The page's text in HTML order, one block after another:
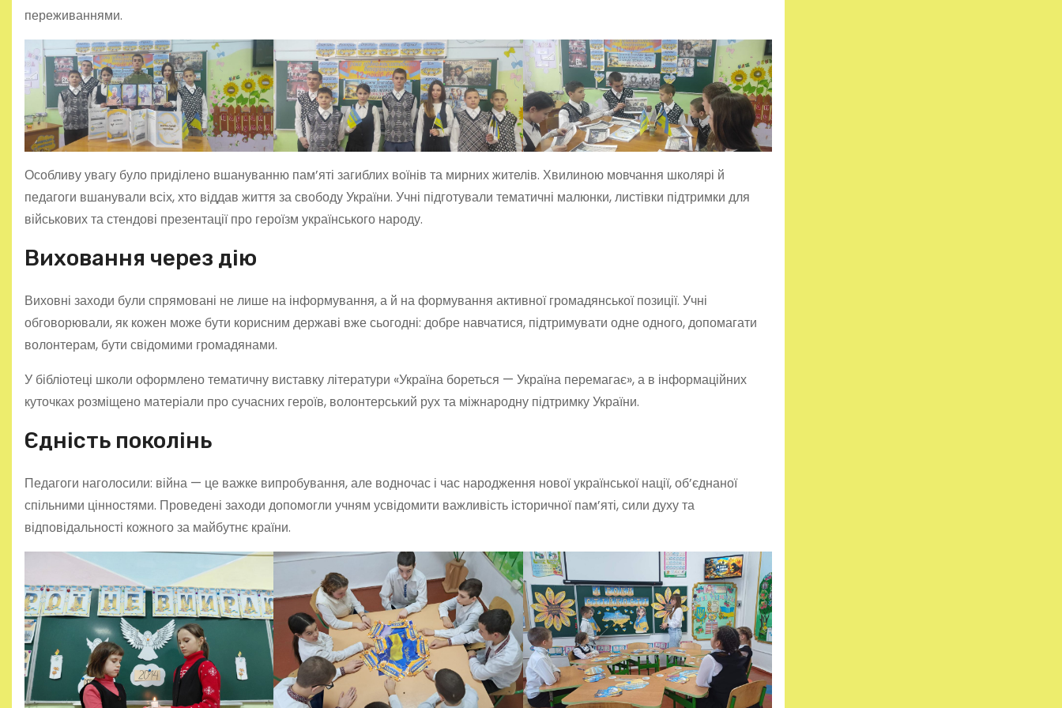
переживаннями.
Особливу увагу було приділено вшануванню пам’яті загиблих воїнів та мирних жителів. Хвилиною мовчання школярі й
педагоги вшанували всіх, хто віддав життя за свободу України. Учні підготували тематичні малюнки, листівки підтримки для
військових та стендові презентації про героїзм українського народу.
Виховання через дію
Виховні заходи були спрямовані не лише на інформування, а й на формування активної громадянської позиції. Учні
обговорювали, як кожен може бути корисним державі вже сьогодні: добре навчатися, підтримувати одне одного, допомагати
волонтерам, бути свідомими громадянами.
У бібліотеці школи оформлено тематичну виставку літератури «Україна бореться — Україна перемагає», а в інформаційних
куточках розміщено матеріали про сучасних героїв, волонтерський рух та міжнародну підтримку України.
Єдність поколінь
Педагоги наголосили: війна — це важке випробування, але водночас і час народження нової української нації, об’єднаної
спільними цінностями. Проведені заходи допомогли учням усвідомити важливість історичної пам’яті, сили духу та
відповідальності кожного за майбутнє країни.